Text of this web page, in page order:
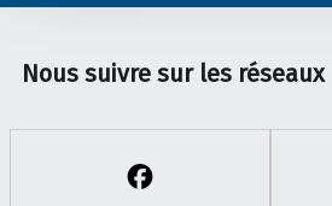
Nous suivre sur les réseaux